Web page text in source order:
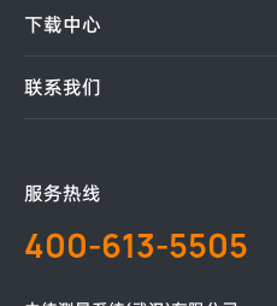
下载中心
联系我们
服务热线
400-613-5505